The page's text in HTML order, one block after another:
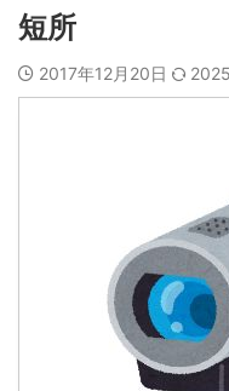
短所
2017年12月20日